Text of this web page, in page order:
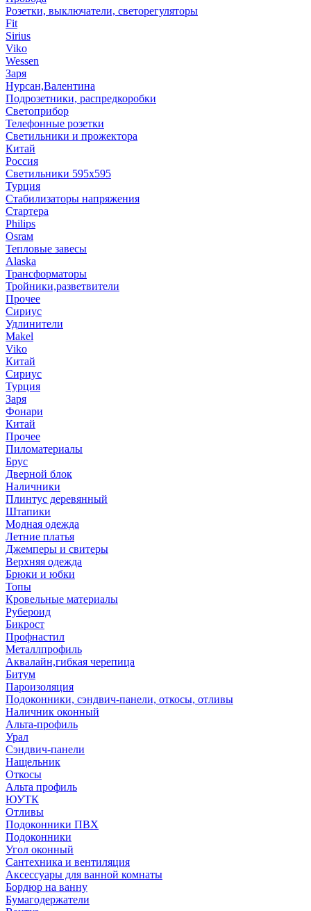
Розетки, выключатели, светорегуляторы
Fit
Sirius
Viko
Wessen
Заря
Нурсан,Валентина
Подрозетники, распредкоробки
Светоприбор
Телефонные розетки
Светильники и прожектора
Китай
Россия
Светильники 595х595
Турция
Стабилизаторы напряжения
Стартера
Philips
Оsrам
Тепловые завесы
Alaska
Трансформаторы
Тройники,разветвители
Прочее
Сириус
Удлинители
Makel
Viko
Китай
Сириус
Турция
Заря
Фонари
Китай
Прочее
Пиломатериалы
Брус
Дверной блок
Наличники
Плинтус деревянный
Штапики
Модная одежда
Летние платья
Джемперы и свитеры
Верхняя одежда
Брюки и юбки
Топы
Кровельные материалы
Рубероид
Бикрост
Профнастил
Металлпрофиль
Аквалайн,гибкая черепица
Битум
Пароизоляция
Подоконники, сэндвич-панели, откосы, отливы
Наличник оконный
Альта-профиль
Урал
Сэндвич-панели
Нащельник
Откосы
Альта профиль
ЮУТК
Отливы
Подоконники ПВХ
Подоконники
Угол оконный
Сантехника и вентиляция
Аксессуары для ванной комнаты
Бордюр на ванну
Бумагодержатели